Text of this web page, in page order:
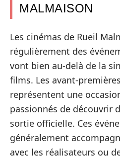
MALMAISON
Les cinémas de Rueil
régulièrement des
vont bien au-delà de la
films. Les avant-
représentent une
passionnés de découvrir
sortie officielle. Ces
généralement
avec les réalisateurs ou